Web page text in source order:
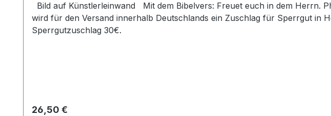
Bild auf Künstlerleinwand Mit dem Bibelvers: Freuet euch in dem Herrn. Phil. 4,4 Beim Versand von Bildern ab dem Format Breite 60 und/oder Länge 120cm
wird für den Versand innerhalb Deutschlands ein Zuschlag für Sperrgut in
Sperrgutzuschlag 30€.
Regulärer Preis:
26,50 €